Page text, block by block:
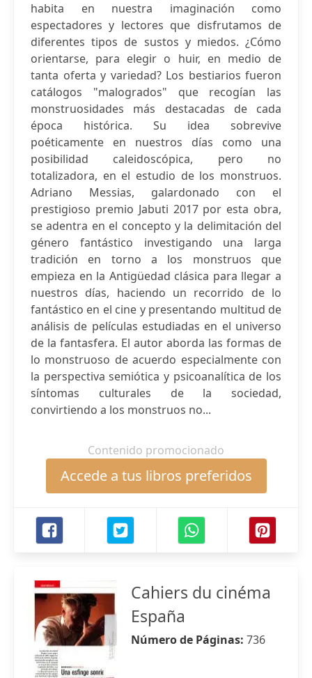
habita en nuestra imaginación como
espectadores y lectores que disfrutamos de
diferentes tipos de sustos y miedos. ¿Cómo
orientarse, para elegir o huir, en medio de
tanta oferta y variedad? Los bestiarios fueron
catálogos "malogrados" que recogían las
monstruosidades más destacadas de cada
época histórica. Su idea sobrevive
poéticamente en nuestros días como una
posibilidad caleidoscópica, pero no
totalizadora, en el estudio de los monstruos.
Adriano Messias, galardonado con el
prestigioso premio Jabuti 2017 por esta obra,
se adentra en el concepto y la delimitación del
género fantástico investigando una larga
tradición en torno a los monstruos que
empieza en la Antigüedad clásica para llegar a
nuestros días, haciendo un recorrido de lo
fantástico en el cine y presentando multitud de
análisis de películas estudiadas en el universo
de la fantasfera. El autor aborda las formas de
lo monstruoso de acuerdo especialmente con
la perspectiva semiótica y psicoanalítica de los
síntomas culturales de la sociedad,
convirtiendo a los monstruos no...
Contenido promocionado
Accede a tus libros preferidos
Cahiers du cinéma
España
Número de Páginas: 736